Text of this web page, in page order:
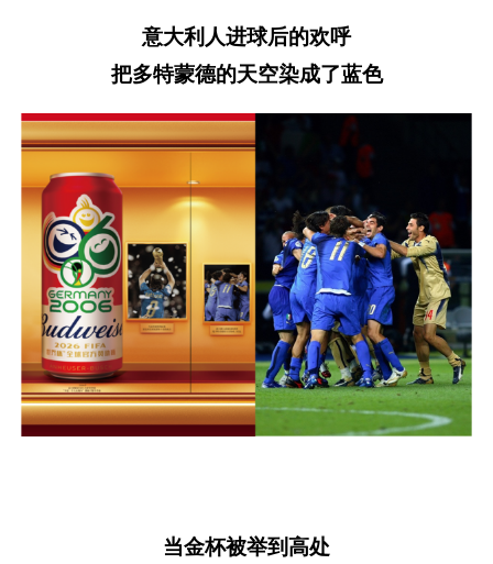
意大利人进球后的欢呼
把多特蒙德的天空染成了蓝色
当金杯被举到高处